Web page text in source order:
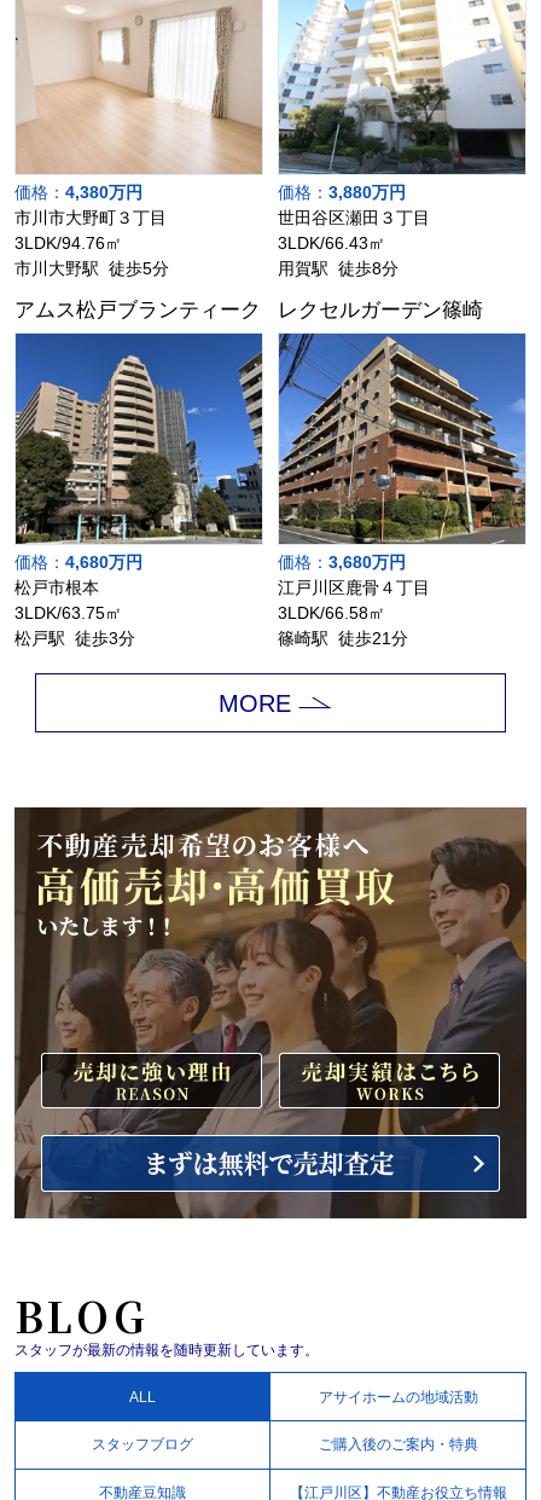
価格： 4,380万円
市川市大野町３丁目
3LDK/94.76㎡
市川大野駅 徒歩5分
価格： 3,880万円
世田谷区瀬田３丁目
3LDK/66.43㎡
用賀駅 徒歩8分
アムス松戸ブランティーク
価格： 4,680万円
松戸市根本
3LDK/63.75㎡
松戸駅 徒歩3分
レクセルガーデン篠崎
価格： 3,680万円
江戸川区鹿骨４丁目
3LDK/66.58㎡
篠崎駅 徒歩21分
MORE
BLOG
スタッフが最新の情報を随時更新しています。
ALL アサイホームの地域活動
スタッフブログ ご購入後のご案内・特典
不動産豆知識 【江戸川区】不動産お役立ち情報